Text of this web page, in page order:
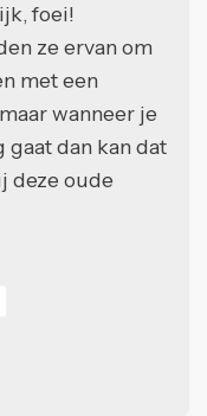
foei!
ze ervan om
met een
wanneer je
gaat dan kan dat
deze oude